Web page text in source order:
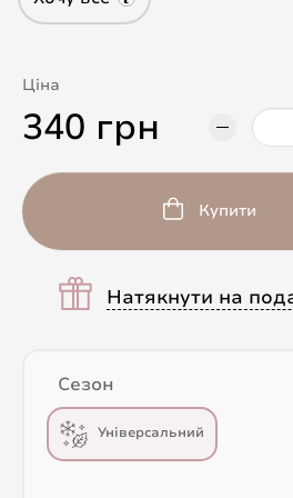
Ціна
340 грн
Купити
Натякнути на
Сезон
Універсальний